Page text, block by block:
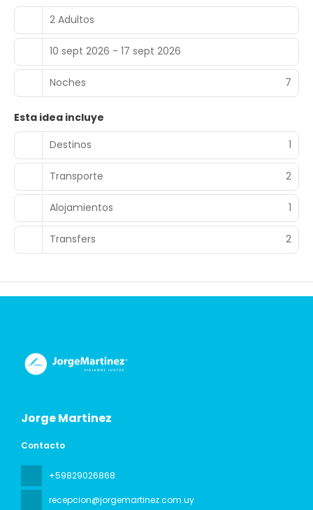
2 Adultos
10 sept 2026 - 17 sept 2026
Noches 7
Esta idea incluye
Destinos
1
Transporte 2
Alojamientos 1
Transfers 2
Jorge Martinez
Contacto
+59829026868
recepcion@jorgemartinez.com.uy